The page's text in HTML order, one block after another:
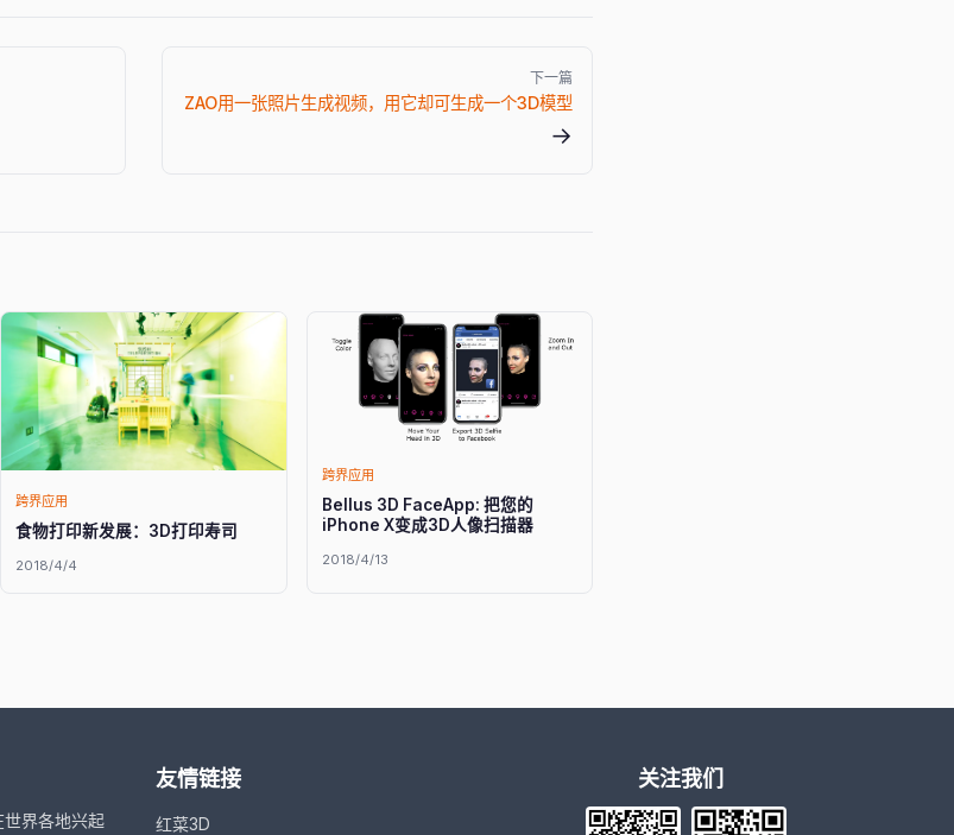
下一篇
ZAO用一张照片生成视频，用它却可生成一个3D模型
→
跨界应用
食物打印新发展：3D打印寿司
2018/4/4
跨界应用
Bellus 3D FaceApp: 把您的
iPhone X变成3D人像扫描器
2018/4/13
界各地兴起
友情链接
红菜3D
关注我们